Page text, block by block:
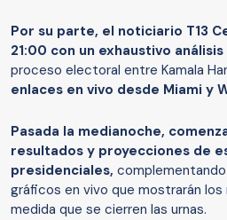
Por su parte, el noticiario T13
21:00 con un exhaustivo análisis
proceso electoral entre Kamala
enlaces en vivo desde Miami y
Pasada la medianoche,
resultados y proyecciones de
presidenciales,
gráficos en vivo que mostrarán
medida que se cierren las urnas.